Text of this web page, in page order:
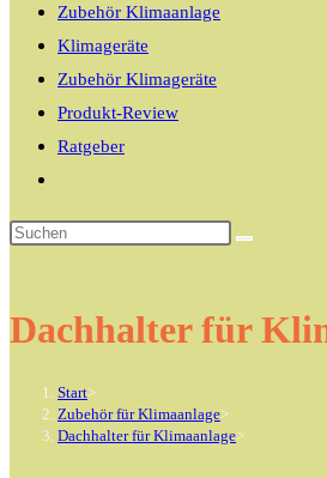
Zubehör Klimaanlage
Klimageräte
Zubehör Klimageräte
Produkt-Review
Ratgeber
umschalten
Diese
Dachhalter für
Start>
Zubehör für Klimaanlage>
Dachhalter für Klimaanlage>